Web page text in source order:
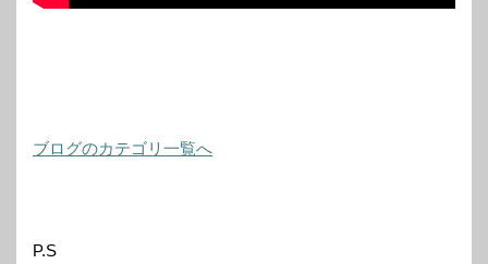
ブログのカテゴリ一覧へ
P.S